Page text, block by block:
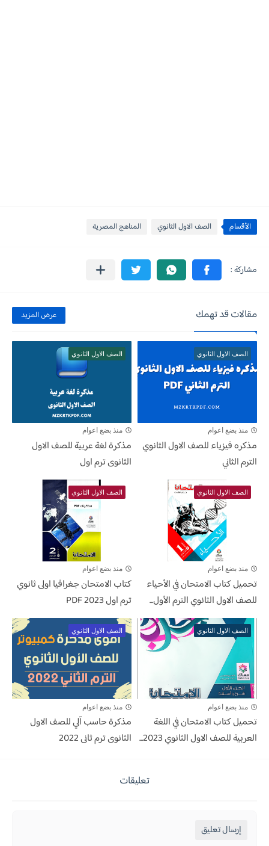
الأقسام الصف الاول الثانوي المناهج المصرية
مقالات قد تهمك عرض المزيد
الصف الاول الثانوي
منذ بضع اعوام
مذكره فيزياء للصف الاول الثانوي
الترم الثاني
الصف الاول الثانوي
منذ بضع اعوام
مذكرة لغة عربية للصف الاول
الثانوى ترم اول
الصف الاول الثانوي
منذ بضع اعوام
تحميل كتاب الامتحان في الأحياء
للصف الاول الثانوي الترم الأول...
الصف الاول الثانوي
منذ بضع اعوام
كتاب الامتحان جغرافيا اولى ثانوي
ترم اول 2023 PDF
الصف الاول الثانوي
منذ بضع اعوام
تحميل كتاب الامتحان في اللغة
العربية للصف الاول الثانوي 2023...
الصف الاول الثانوي
منذ بضع اعوام
مذكرة حاسب آلي للصف الاول
الثانوى ترم ثانى 2022
تعليقات
إرسال تعليق